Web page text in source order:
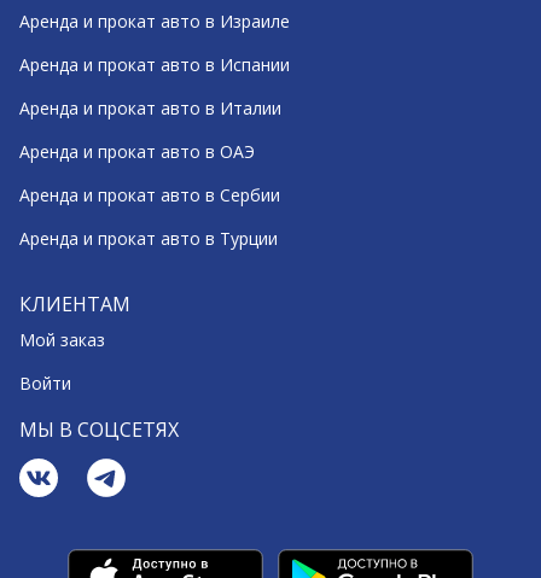
Аренда и прокат авто в Израиле
Аренда и прокат авто в Испании
Аренда и прокат авто в Италии
Аренда и прокат авто в ОАЭ
Аренда и прокат авто в Сербии
Аренда и прокат авто в Турции
КЛИЕНТАМ
Мой заказ
Войти
МЫ В СОЦСЕТЯХ